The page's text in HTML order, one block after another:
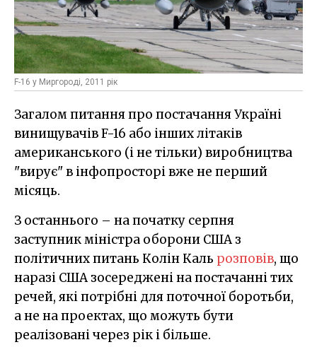
F-16 у Миргороді, 2011 рік
Загалом питання про постачання Україні
винищувачів F-16 або інших літаків
американського (і не тільки) виробництва
"вирує" в інфопросторі вже не перший
місяць.
З останнього – на початку серпня
заступник міністра оборони США з
політичних питань Колін Каль розповів, що
наразі США зосереджені на постачанні тих
речей, які потрібні для поточної боротьби,
а не на проектах, що можуть бути
реалізовані через рік і більше.